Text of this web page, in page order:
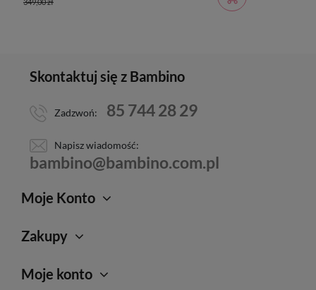
Skontaktuj się z Bambino
Zadzwoń: 85 744 28 29
Napisz wiadomość:
bambino@bambino.com.pl
Moje Konto
Zakupy
Moje konto